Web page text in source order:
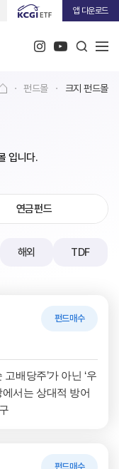
앱 다운로드
· 펀드몰 · 크지 펀드몰
입니다.
연금펀드
해외 TDF
배당주’가 아닌 ‘우
서는 상대적 방어
펀드매수
펀드매수